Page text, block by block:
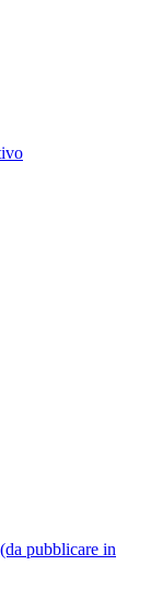
pubblicare in